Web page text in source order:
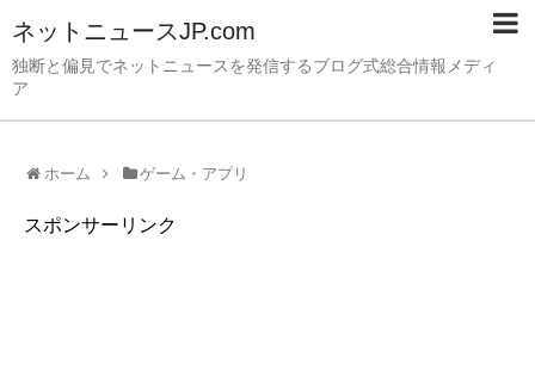
ネットニュースJP.com
独断と偏見でネットニュースを発信するブログ式総合情報メディ
ア
ホーム ゲーム・アプリ
スポンサーリンク